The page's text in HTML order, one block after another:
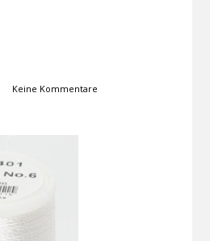
Keine Kommentare